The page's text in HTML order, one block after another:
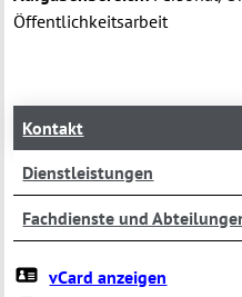
Öffentlichkeitsarbeit
Kontakt
Dienstleistungen
Fachdienste und
vCard anzeigen